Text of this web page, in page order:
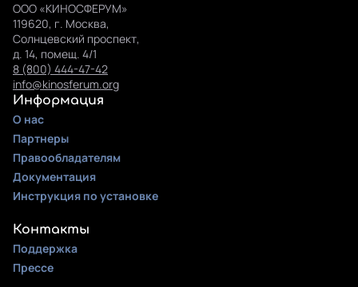
ООО «КИНОСФЕРУМ»
119620, г. Москва,
Солнцевский проспект,
д. 14, помещ. 4/1
8 (800) 444-47-42
info@kinosferum.org
Информация
О нас
Партнеры
Правообладателям
Документация
Инструкция по установке
Контакты
Поддержка
Прессе